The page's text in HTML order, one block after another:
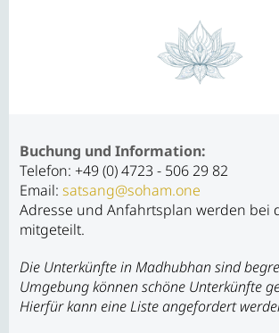
Buchung und Information:
Telefon: +49 (0) 4723 - 506 29 82
Email: satsang@soham.one
Adresse und Anfahrtsplan werden bei
mitgeteilt.
Die Unterkünfte in Madhubhan sind
Umgebung können schöne Unterkünfte
Hierfür kann eine Liste angefordert